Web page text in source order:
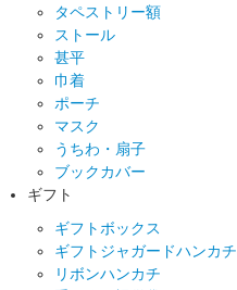
タペストリー額
ストール
甚平
巾着
ポーチ
マスク
うちわ・扇子
ブックカバー
ギフト
ギフトボックス
ギフトジャガードハンカチ
リボンハンカチ